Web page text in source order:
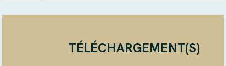
TÉLÉCHARGEMENT(S)